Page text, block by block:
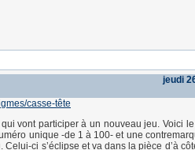
jeudi
casse-tête
vont participer à un nouveau jeu. Voici
unique -de 1 à 100- et une
ci s’éclipse et va dans la pièce d’à